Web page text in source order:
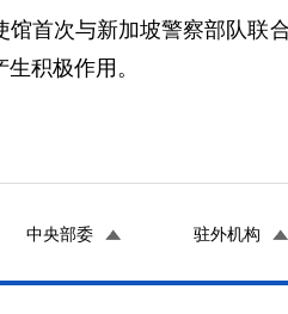
次与新加坡警察部队联合
积极作用。
中央部委 驻外机构